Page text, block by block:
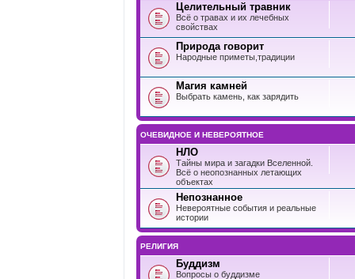
Целительный травник
Всё о травах и их лечебных
свойствах
Природа говорит
Народные приметы,традиции
Магия камней
Выбрать камень, как зарядить
ОЧЕВИДНОЕ И НЕВЕРОЯТНОЕ
НЛО
Тайны мира и загадки Вселенной.
Всё о неопознанных летающих
объектах
Непознанное
Невероятные события и реальные
истории
РЕЛИГИЯ
Буддизм
Вопросы о буддизме